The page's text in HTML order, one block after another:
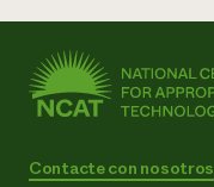
Contacte con nosotros